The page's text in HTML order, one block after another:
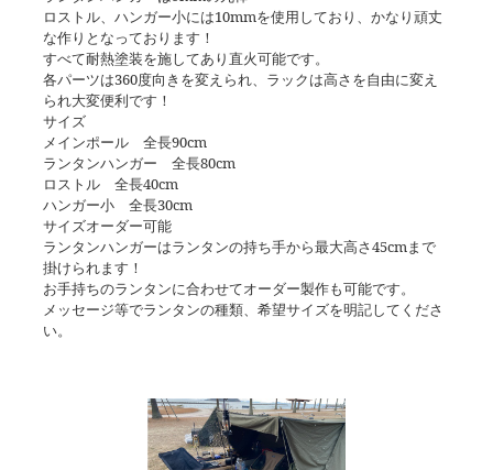
ロストル、ハンガー小には10mmを使用しており、かなり頑丈
な作りとなっております！
すべて耐熱塗装を施してあり直火可能です。
各パーツは360度向きを変えられ、ラックは高さを自由に変え
られ大変便利です！
サイズ
メインポール 全長90cm
ランタンハンガー 全長80cm
ロストル 全長40cm
ハンガー小 全長30cm
サイズオーダー可能
ランタンハンガーはランタンの持ち手から最大高さ45cmまで
掛けられます！
お手持ちのランタンに合わせてオーダー製作も可能です。
メッセージ等でランタンの種類、希望サイズを明記してくださ
い。